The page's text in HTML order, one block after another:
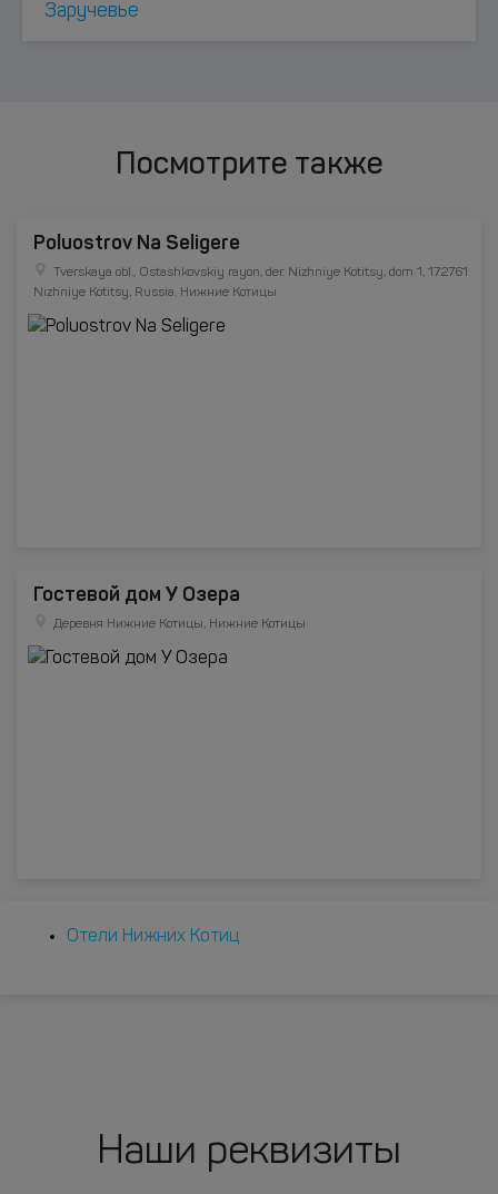
Заручевье
Посмотрите также
Poluostrov Na Seligere
Tverskaya obl., Ostashkovskiy rayon, der. Nizhniye Kotitsy, dom 1, 172761
Nizhniye Kotitsy, Russia, Нижние Котицы
Гостевой дом У Озера
Деревня Нижние Котицы, Нижние Котицы
Отели Нижних Котиц
Наши реквизиты